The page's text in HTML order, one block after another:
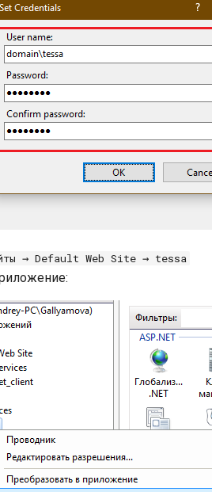
→ Default Web Site → tessa